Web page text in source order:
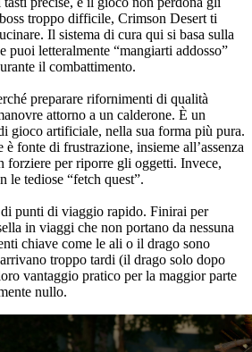
troppo difficile, Crimson Desert ti
Il sistema di cura qui si basa sulla
puoi letteralmente “mangiarti addosso”
il combattimento.
preparare rifornimenti di qualità
attorno a un calderone. È un
gioco artificiale, nella sua forma più pura.
fonte di frustrazione, insieme all’assenza
forziere per riporre gli oggetti. Invece,
le tediose “fetch quest”.
punti di viaggio rapido. Finirai per
in viaggi che non portano da nessuna
chiave come le ali o il drago sono
troppo tardi (il drago solo dopo
vantaggio pratico per la maggior parte
nullo.